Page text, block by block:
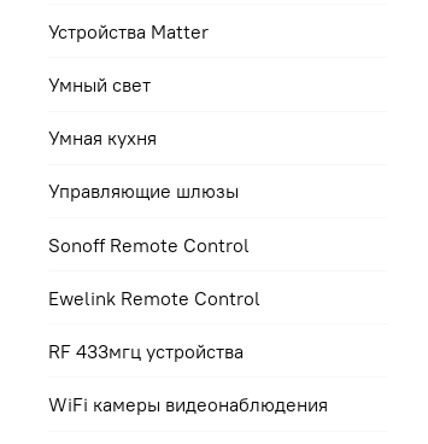
Устройства Matter
Умный свет
Умная кухня
Управляющие шлюзы
Sonoff Remote Control
Ewelink Remote Control
RF 433мгц устройства
WiFi камеры видеонаблюдения